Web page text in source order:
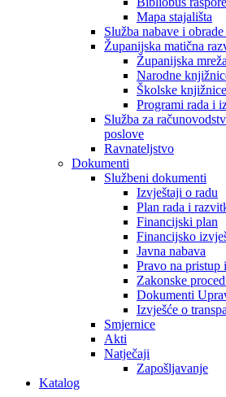
Mapa stajališta
Služba nabave i
Županijska matična
Županijska
Narodne
Školske knjižnice
Programi rada i
Služba za
poslove
Ravnateljstvo
Dokumenti
Službeni dokumenti
Izvještaji o radu
Plan rada i
Financijski plan
Financijsko
Javna nabava
Pravo na pristup
Zakonske
Dokumenti
Izvješće o
Smjernice
Akti
Natječaji
Zapošljavanje
Katalog